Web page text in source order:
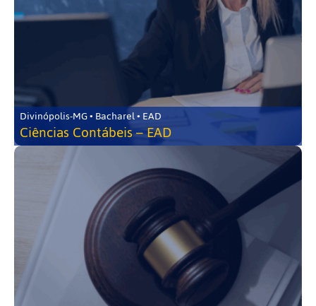
Divinópolis-MG • Bacharel • EAD
Ciências Contábeis – EAD